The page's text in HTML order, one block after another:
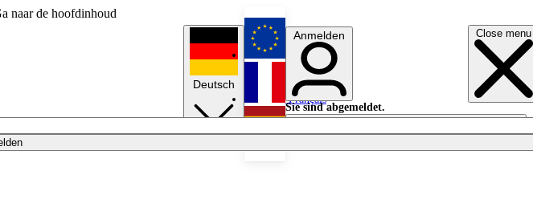
naar de hoofdinhoud
Close menu
Deutsch
English
Français
Anmelden
Sie sind abgemeldet.
Anmelden
Licht aus